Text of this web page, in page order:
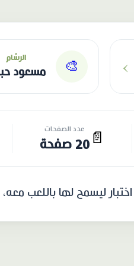
›
🎨
الرسّام
مسعود
📄
عدد الصفحات
20 صفحة
ليسمح لها باللعب معه،